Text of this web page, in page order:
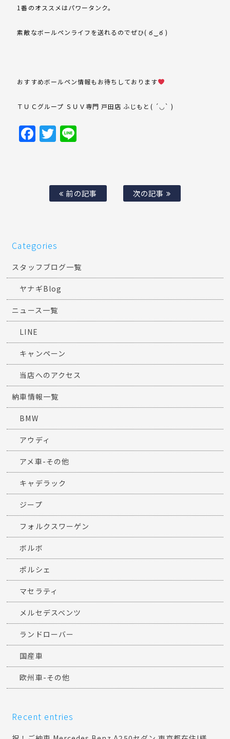
1番のオススメはパワータンク。
素敵なボールペンライフを送れるのでぜひ( ఠ‿ఠ )
おすすめボールペン情報もお待ちしております
ＴＵＣグループ ＳＵＶ専門 戸田店 ふじもと( ´◡` )
Facebook
Twitter
前の記事 次の記事
Categories
スタッフブログ一覧
ヤナギBlog
ニュース一覧
LINE
キャンペーン
当店へのアクセス
納車情報一覧
BMW
アウディ
アメ車-その他
キャデラック
ジープ
フォルクスワーゲン
ボルボ
ポルシェ
マセラティ
メルセデスベンツ
ランドローバー
国産車
欧州車-その他
Recent entries